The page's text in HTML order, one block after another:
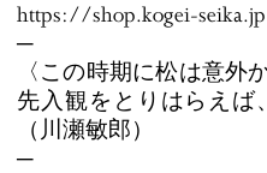
https://shop.kogei-
─
〈この時期に松は意外
先入観をとりはらえ
（川瀬敏郎）
─